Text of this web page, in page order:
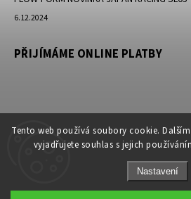
Tento web používá soubory cookie.
vyjadřujete souhlas s jejich
Nastavení
6.12.2024
PŘIJÍMÁME ONLINE PLATBY